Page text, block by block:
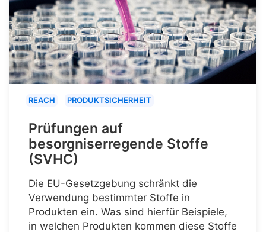
REACH PRODUKTSICHERHEIT
Prüfungen auf
besorgniserregende Stoffe
(SVHC)
Die EU-Gesetzgebung schränkt die
Verwendung bestimmter Stoffe in
Produkten ein. Was sind hierfür Beispiele,
in welchen Produkten kommen diese Stoffe